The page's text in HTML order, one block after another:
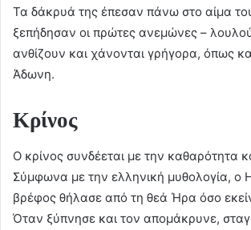
Τα δάκρυά της έπεσαν πάνω στο αίμα
ξεπήδησαν οι πρώτες ανεμώνες –
ανθίζουν και χάνονται γρήγορα, όπως
Άδωνη.
Κρίνος
Ο κρίνος συνδέεται με την καθαρότητα
Σύμφωνα με την ελληνική μυθολογία, ο
βρέφος θήλασε από τη θεά Ήρα όσο
Όταν ξύπνησε και τον απομάκρυνε,